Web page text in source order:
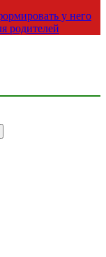
у него
родителей